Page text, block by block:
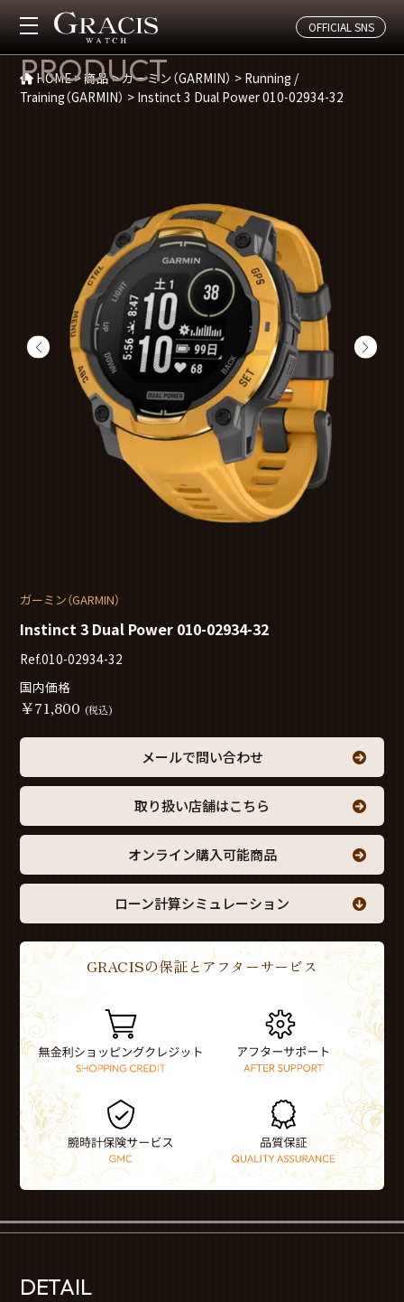
OFFICIAL SNS
商品紹介
PRODUCT
HOME>商品>ガーミン（GARMIN） > Running /
Training（GARMIN） > Instinct 3 Dual Power 010-02934-32
ガーミン（GARMIN）
Instinct 3 Dual Power 010-02934-32
Ref.010-02934-32
国内価格
￥71,800 (税込)
メールで問い合わせ
取り扱い店舗はこちら
オンライン購入可能商品
ローン計算シミュレーション
GRACISの保証とアフターサービス
DETAIL